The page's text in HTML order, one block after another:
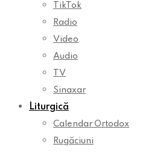
TikTok
Radio
Video
Audio
TV
Sinaxar
Liturgică
Calendar Ortodox
Rugăciuni